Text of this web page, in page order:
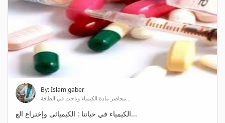
By: Islam gaber
محاضر مادة الكيمياء وباحث في الطاقة...
الكيمياء في حياتنا : الكيميائى وإختراع الع...